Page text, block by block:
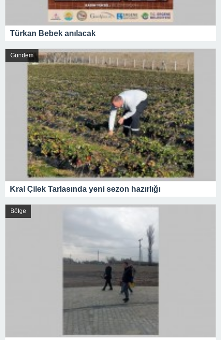
Türkan Bebek anılacak
Gündem
Kral Çilek Tarlasında yeni sezon hazırlığı
Bölge